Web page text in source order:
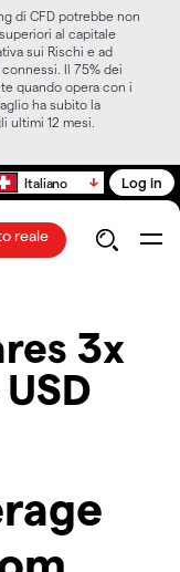
di CFD potrebbe non
al capitale
sui Rischi e ad
Il 75% dei
quando opera con i
ha subito la
ultimi 12 mesi.
Italiano Log in
reale
3x